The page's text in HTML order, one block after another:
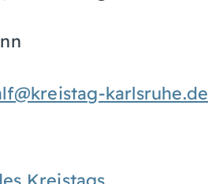
karlsruhe.de
Kreistags